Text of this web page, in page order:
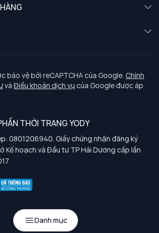
Danh mục
thân thiết
liệu cá nhân
giao nhận
và an toàn sức khoẻ nghề nghiệp
phục
thước
bảo vệ bởi reCAPTCHA của Google. Chính
và Điều khoản dịch vụ của Google được áp
THỜI TRANG YODY
0801206940. Giấy chứng nhận đăng ký
Kế hoạch và Đầu tư TP Hải Dương cấp lần